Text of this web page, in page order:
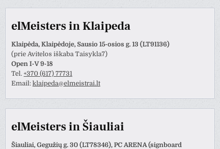
elMeisters in Klaipeda
Klaipėda, Klaipėdoje, Sausio 15-osios g. 13 (LT91136)
(prie Avitelos iškaba Taisykla7)
Open I-V 9-18
Tel.+370 (617) 77731
Email:klaipeda@elmeistrai.lt
elMeisters in Šiauliai
Šiauliai, Gegužių g. 30 (LT78346), PC ARENA (signboard